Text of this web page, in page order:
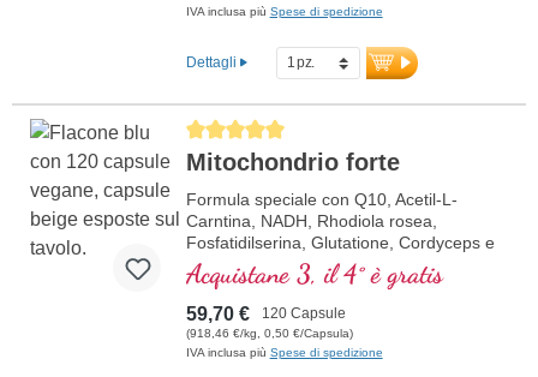
IVA inclusa più Spese di spedizione
Dettagli
Average rating of 5 out of 5 stars
Mitochondrio forte
Formula speciale con Q10, Acetil-L-
Carntina, NADH, Rhodiola rosea,
Fosfatidilserina, Glutatione, Cordyceps e
rame, che contribuisce al normale
metabolismo di energia (sotto forma di
ATP nella catena respiratoria cellulare).
Acquistane 3, il 4° è gratis
59,70 € 120 Capsule
(918,46 €/kg, 0,50 €/Capsula)
IVA inclusa più Spese di spedizione